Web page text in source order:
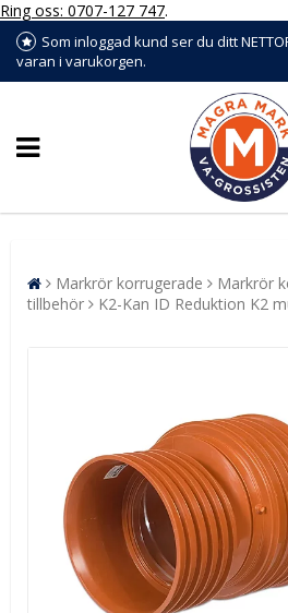
Ring oss: 0707-127 747.
Som inloggad kund ser du ditt
varan i varukorgen.
Markrör korrugerade
Markrör
tillbehör
K2-Kan ID Reduktion K2